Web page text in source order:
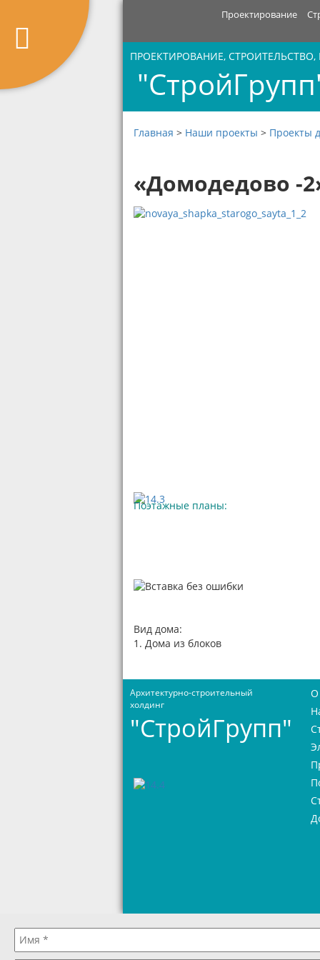
Проектирование
ПРОЕКТИРОВАНИЕ,
Главная > Наши проекты > Проекты
«Домодедово -
Поэтажные планы:
Вид дома:
1. Дома из блоков
Архитектурно-строительный
холдинг
"СтройГрупп"
О